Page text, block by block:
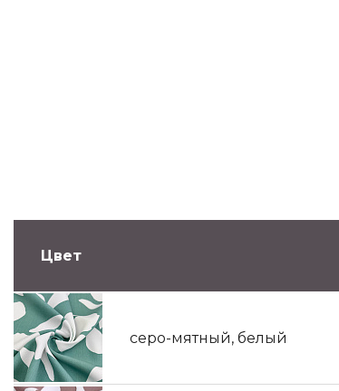
Цвет
серо-мятный, белый